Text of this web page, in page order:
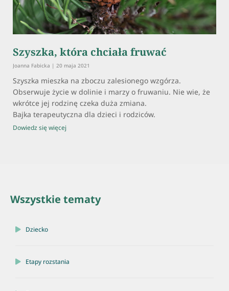
Szyszka, która chciała fruwać
Joanna Fabicka 20 maja 2021
Szyszka mieszka na zboczu zalesionego wzgórza.
Obserwuje życie w dolinie i marzy o fruwaniu. Nie wie, że
wkrótce jej rodzinę czeka duża zmiana.
Bajka terapeutyczna dla dzieci i rodziców.
Dowiedz się więcej
Wszystkie tematy
Dziecko
Etapy rozstania